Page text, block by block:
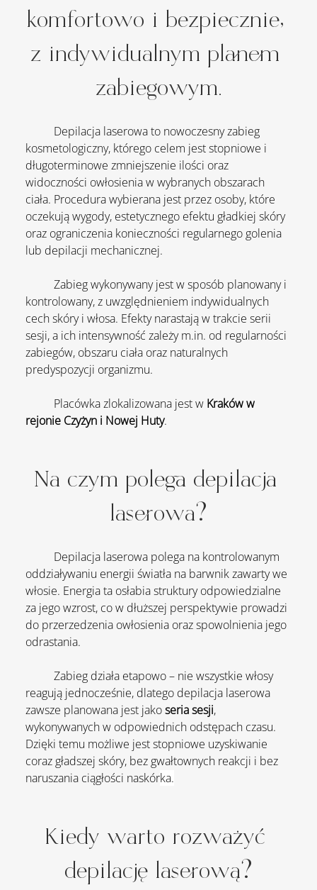
komfortowo i bezpiecznie,
z indywidualnym planem
zabiegowym.
	Depilacja
laserowa to nowoczesny zabieg
kosmetologiczny, którego celem jest stopniowe i
długoterminowe zmniejszenie ilości oraz
widoczności owłosienia w wybranych obszarach
ciała. Procedura wybierana jest przez osoby, które
oczekują wygody, estetycznego efektu gładkiej skóry
oraz ograniczenia konieczności regularnego golenia
lub depilacji mechanicznej.
kontrolowany, z uwzględnieniem indywidualnych
cech skóry i włosa. Efekty narastają w trakcie serii
sesji, a ich intensywność zależy m.in. od regularności
zabiegów, obszaru ciała oraz naturalnych
predyspozycji organizmu.
	Placówka zlokalizowana jest w
Kraków w
rejonie Czyżyn i Nowej Huty.
Na czym polega depilacja
laserowa?
oddziaływaniu energii światła na barwnik zawarty we
włosie. Energia ta osłabia struktury odpowiedzialne
za jego wzrost, co w dłuższej perspektywie prowadzi
do przerzedzenia owłosienia oraz spowolnienia jego
odrastania.
reagują jednocześnie, dlatego depilacja laserowa
zawsze planowana jest jako seria sesji,
wykonywanych w odpowiednich odstępach czasu.
Dzięki temu możliwe jest stopniowe uzyskiwanie
coraz gładszej skóry, bez gwałtownych reakcji i bez
naruszania ciągłości naskórka.
Kiedy warto rozważyć
depilację laserową?